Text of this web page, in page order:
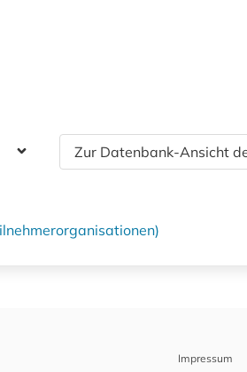
Zur Datenbank-Ansicht
Impressum